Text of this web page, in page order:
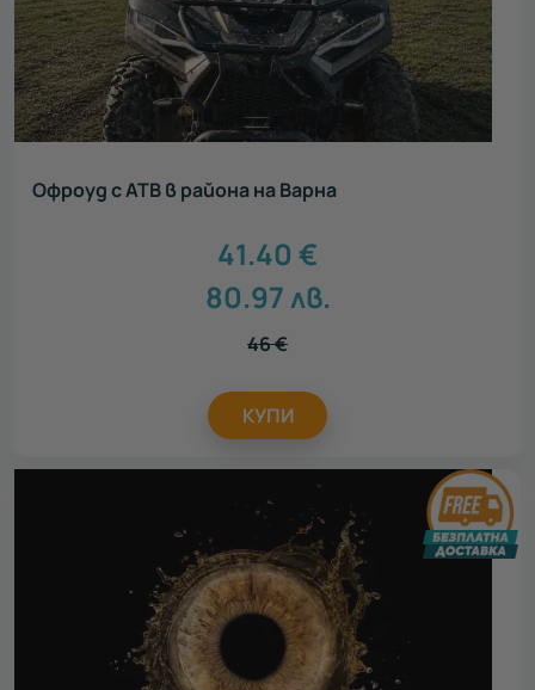
Офроуд с АТВ в района на Варна
41.40 €
80.97лв.
46€
КУПИ